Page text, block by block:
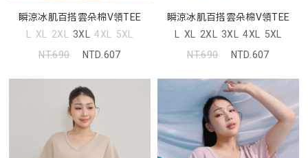
瞬涼冰肌百搭雲朵棉V領TEE
L XL 2XL 3XL 4XL 5XL
NT.690
NTD.607
瞬涼冰肌百搭雲朵棉V領TEE
L XL 2XL 3XL 4XL 5XL
NT.690
NTD.607